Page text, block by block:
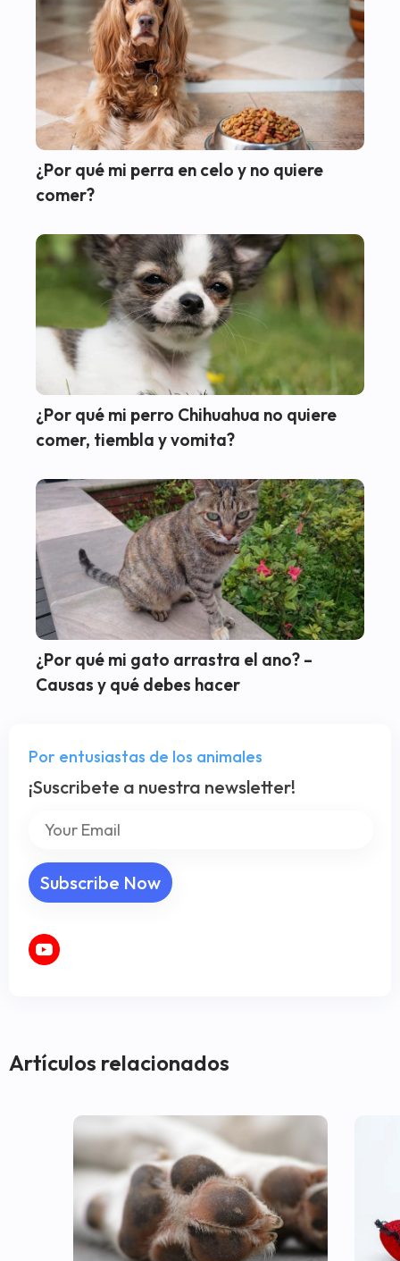
¿Por qué mi perra en celo y no quiere
comer?
¿Por qué mi perro Chihuahua no quiere
comer, tiembla y vomita?
¿Por qué mi gato arrastra el ano? –
Causas y qué debes hacer
Por entusiastas de los animales
¡Suscribete a nuestra newsletter!
Artículos relacionados